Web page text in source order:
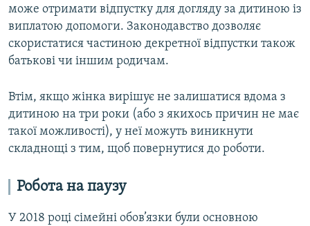
може отримати відпустку для догляду за дитиною із
виплатою допомоги. Законодавство дозволяє
скористатися частиною декретної відпустки також
батькові чи іншим родичам.
Втім, якщо жінка вирішує не залишатися вдома з
дитиною на три роки (або з якихось причин не має
такої можливості), у неї можуть виникнути
складнощі з тим, щоб повернутися до роботи.
Робота на паузу
У 2018 році сімейні обов’язки були основною